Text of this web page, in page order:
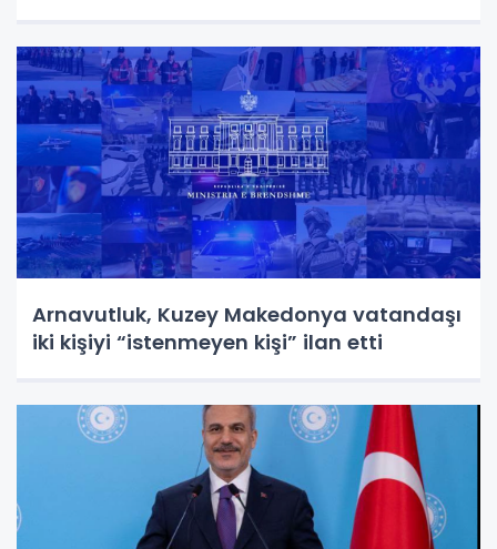
Arnavutluk, Kuzey Makedonya vatandaşı
iki kişiyi “istenmeyen kişi” ilan etti